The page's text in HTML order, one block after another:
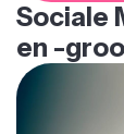
Sociale
en -